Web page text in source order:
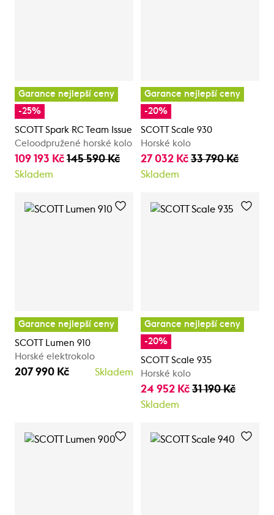
Garance nejlepší ceny
-25%
SCOTT Spark RC Team Issue
Celoodpružené horské kolo
109 193 Kč 145 590 Kč
Skladem
Garance nejlepší ceny
-20%
SCOTT Scale 930
Horské kolo
27 032 Kč 33 790 Kč
Skladem
Garance nejlepší ceny
SCOTT Lumen 910
Horské elektrokolo
207 990 Kč Skladem
Garance nejlepší ceny
-20%
SCOTT Scale 935
Horské kolo
24 952 Kč 31 190 Kč
Skladem